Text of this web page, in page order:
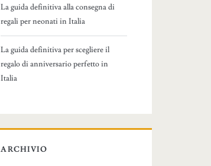
La guida definitiva alla consegna di
regali per neonati in Italia
La guida definitiva per scegliere il
regalo di anniversario perfetto in
Italia
ARCHIVIO